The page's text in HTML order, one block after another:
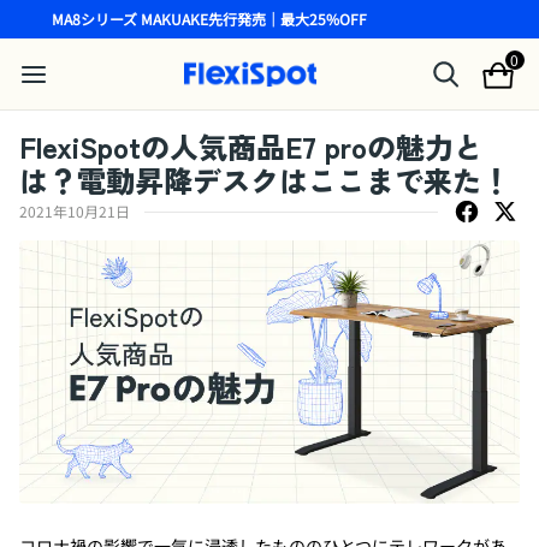
MA8シリーズ MAKUAKE先行発売｜最大25%OFF
0
FlexiSpotの人気商品E7 proの魅力と
は？電動昇降デスクはここまで来た！
2021年10月21日